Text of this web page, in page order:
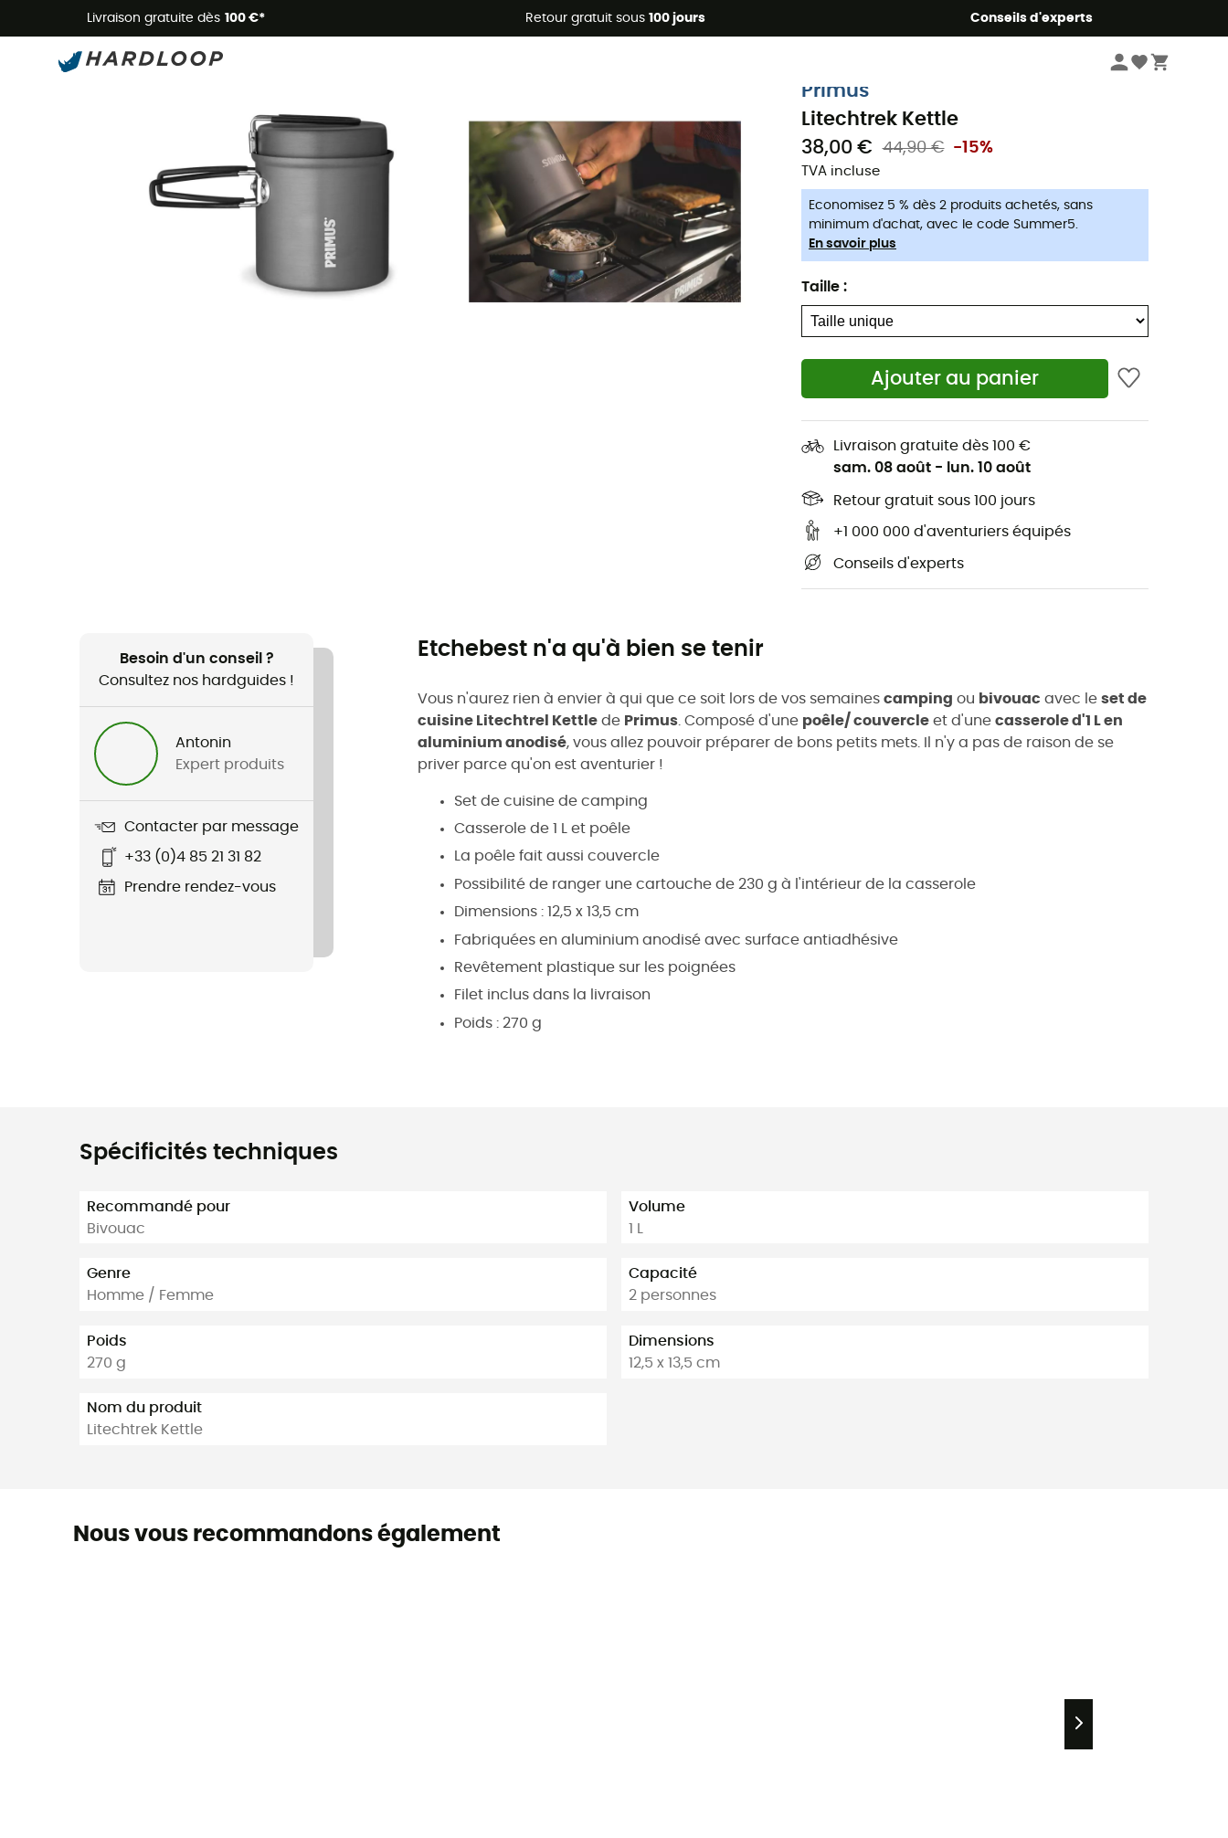
Livraison gratuite dès 100 €* Retour gratuit sous 100 jours Conseils d'experts
Promos d'été 🔥 -5 % EXTRA dès 2 produits* code Summer5
Primus
Litechtrek Kettle
38,00 €
44,90 € -15%
TVA incluse
Economisez 5 % dès 2 produits achetés, sans
minimum d'achat, avec le code Summer5.
En savoir plus
Taille :
Ajouter au panier
Livraison gratuite dès 100 €
sam. 08 août - lun. 10 août
Retour gratuit sous 100 jours
+1 000 000 d'aventuriers équipés
Conseils d'experts
Besoin d'un conseil ?
Consultez nos hardguides !
Antonin
Expert produits
Contacter par message
+33 (0)4 85 21 31 82
Prendre rendez-vous
Etchebest n'a qu'à bien se tenir
Vous n'aurez rien à envier à qui que ce soit lors de vos semaines camping ou bivouac avec le set de
cuisine Litechtrel Kettle de Primus . Composé d'une poêle/ couvercle et d'une casserole d'1 L en
aluminium anodisé, vous allez pouvoir préparer de bons petits mets. Il n'y a pas de raison de se
priver parce qu'on est aventurier !
Set de cuisine de camping
Casserole de 1 L et poêle
La poêle fait aussi couvercle
Possibilité de ranger une cartouche de 230 g à l'intérieur de la casserole
Dimensions : 12,5 x 13,5 cm
Fabriquées en aluminium anodisé avec surface antiadhésive
Revêtement plastique sur les poignées
Filet inclus dans la livraison
Poids : 270 g
Spécificités techniques
Recommandé pour
Bivouac
Genre
Homme / Femme
Poids
270 g
Nom du produit
Litechtrek Kettle
Volume
1 L
Capacité
2 personnes
Dimensions
12,5 x 13,5 cm
Nous vous recommandons également